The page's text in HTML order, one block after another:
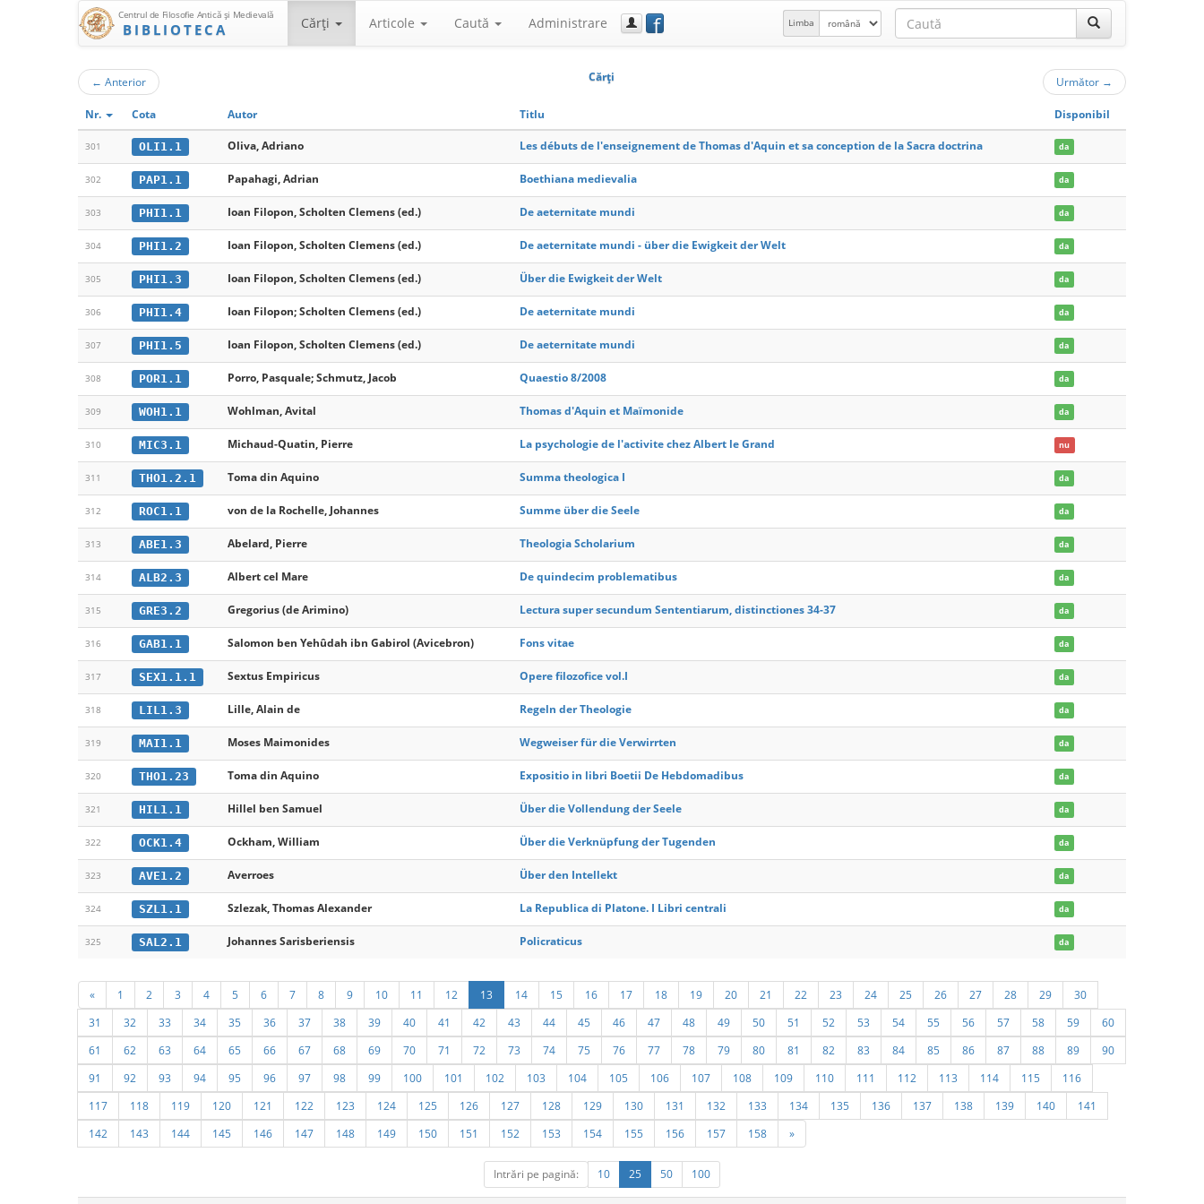
Centrul de Filosofie Antică şi Medievală
BIBLIOTECA Cărţi Articole Caută Administrare f Limba
← Anterior Cărţi Următor →
Nr. Cota Autor Titlu Disponibil
301 OLI1.1 Oliva, Adriano Les débuts de l'enseignement de Thomas d'Aquin et sa conception de la Sacra doctrina da
302 PAP1.1 Papahagi, Adrian Boethiana medievalia da
303 PHI1.1 Ioan Filopon, Scholten Clemens (ed.) De aeternitate mundi da
304 PHI1.2 Ioan Filopon, Scholten Clemens (ed.) De aeternitate mundi - über die Ewigkeit der Welt da
305 PHI1.3 Ioan Filopon, Scholten Clemens (ed.) Über die Ewigkeit der Welt da
306 PHI1.4 Ioan Filopon; Scholten Clemens (ed.) De aeternitate mundi da
307 PHI1.5 Ioan Filopon, Scholten Clemens (ed.) De aeternitate mundi da
308 POR1.1 Porro, Pasquale; Schmutz, Jacob Quaestio 8/2008 da
309 WOH1.1 Wohlman, Avital Thomas d'Aquin et Maïmonide da
310 MIC3.1 Michaud-Quatin, Pierre La psychologie de l'activite chez Albert le Grand nu
311 THO1.2.1 Toma din Aquino Summa theologica I da
312 ROC1.1 von de la Rochelle, Johannes Summe über die Seele da
313 ABE1.3 Abelard, Pierre Theologia Scholarium da
314 ALB2.3 Albert cel Mare De quindecim problematibus da
315 GRE3.2 Gregorius (de Arimino) Lectura super secundum Sententiarum, distinctiones 34-37 da
316 GAB1.1 Salomon ben Yehûdah ibn Gabirol (Avicebron) Fons vitae da
317 SEX1.1.1 Sextus Empiricus Opere filozofice vol.I da
318 LIL1.3 Lille, Alain de Regeln der Theologie da
319 MAI1.1 Moses Maimonides Wegweiser für die Verwirrten da
320 THO1.23 Toma din Aquino Expositio in libri Boetii De Hebdomadibus da
321 HIL1.1 Hillel ben Samuel Über die Vollendung der Seele da
322 OCK1.4 Ockham, William Über die Verknüpfung der Tugenden da
323 AVE1.2 Averroes Über den Intellekt da
324 SZL1.1 Szlezak, Thomas Alexander La Republica di Platone. I Libri centrali da
325 SAL2.1 Johannes Sarisberiensis Policraticus da
« 1 2 3 4 5 6 7 8 9 10 11 12 13 14 15 16 17 18 19 20 21 22 23 24 25 26 27 28 29
30
31
32 33 34 35 36 37 38 39 40 41 42 43 44 45 46 47 48 49 50 51 52 53 54 55 56 57 58 59
60
61
62 63 64 65 66 67 68 69 70 71 72 73 74 75 76 77 78 79 80 81 82 83 84 85 86 87 88 89
90
91
92 93 94 95 96 97 98 99 100 101 102 103 104 105 106 107 108 109 110 111 112 113 114 115
116
117
118 119 120 121 122 123 124 125 126 127 128 129 130 131 132 133 134 135 136 137 138 139 140
141
142
143 144 145 146 147 148 149 150 151 152 153 154 155 156 157 158 »
Intrări pe pagină: 10 25 50 100